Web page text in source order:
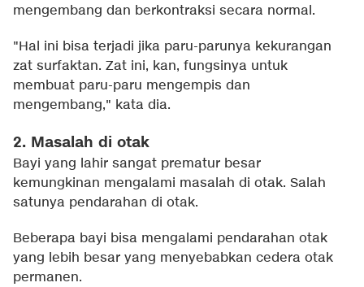
mengembang dan berkontraksi secara normal.
"Hal ini bisa terjadi jika paru-parunya kekurangan
zat surfaktan. Zat ini, kan, fungsinya untuk
membuat paru-paru mengempis dan
mengembang," kata dia.
2. Masalah di otak
Bayi yang lahir sangat prematur besar
kemungkinan mengalami masalah di otak. Salah
satunya pendarahan di otak.
Beberapa bayi bisa mengalami pendarahan otak
yang lebih besar yang menyebabkan cedera otak
permanen.